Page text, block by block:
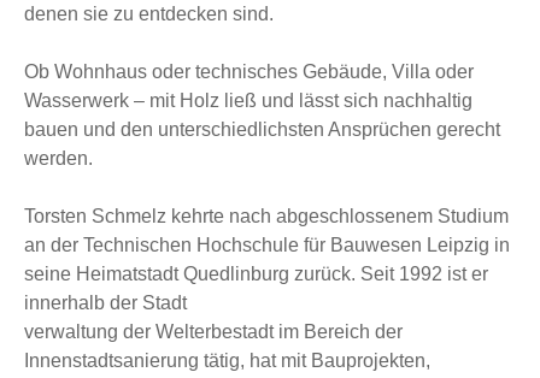
denen sie zu entdecken sind.
Ob Wohnhaus oder technisches Gebäude, Villa oder
Wasserwerk – mit Holz ließ und lässt sich nachhaltig
bauen und den unterschiedlichsten Ansprüchen gerecht
werden.
Torsten Schmelz kehrte nach abgeschlossenem Studium
an der Technischen Hochschule für Bauwesen Leipzig in
seine Heimatstadt Quedlinburg zurück. Seit 1992 ist er
innerhalb der Stadt
verwaltung der Welterbestadt im Bereich der
Innenstadtsanierung tätig, hat mit Bauprojekten,